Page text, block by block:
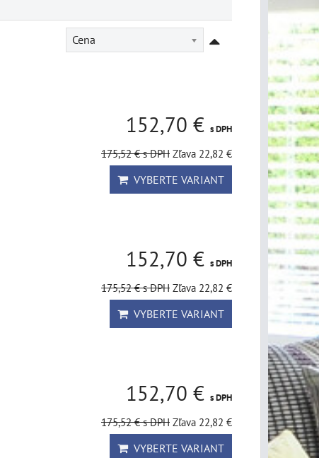
Cena
152,70 € s DPH
175,52 €s DPH Zľava 22,82 €
VYBERTE VARIANT
152,70 € s DPH
175,52 €s DPH Zľava 22,82 €
VYBERTE VARIANT
152,70 € s DPH
175,52 €s DPH Zľava 22,82 €
VYBERTE VARIANT